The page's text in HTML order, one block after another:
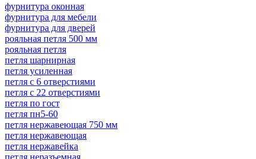
фурнитура оконная
фурнитура для мебели
фурнитура для дверей
рояльная петля 500 мм
рояльная петля
петля шарнирная
петля усиленная
петля с 6 отверстиями
петля с 22 отверстиями
петля по гост
петля пн5-60
петля нержавеющая 750 мм
петля нержавеющая
петля нержавейка
петля неразъемная